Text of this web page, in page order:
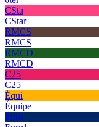
CSta
CStar
RMCS
RMCS
RMCD
RMCD
C25
C25
Équi
Équipe
Euro